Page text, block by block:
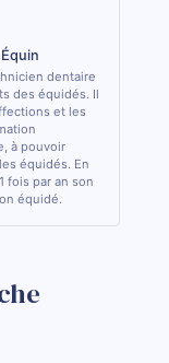
dentaire
des équidés. Il
et les
à pouvoir
équidés. En
fois par an son
équidé.